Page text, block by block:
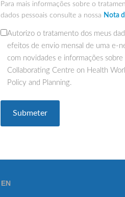
Para mais informações sobre o
dados pessoais consulte a nossa Nota
(Obrigatório)
Autorizo o tratamento dos meus
efeitos de envio mensal de uma e-
com novidades e informações
Collaborating Centre on Health
Policy and Planning.
EN